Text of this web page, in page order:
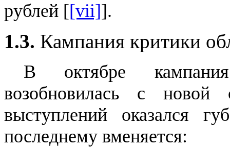
рублей [[vii]].
1.3. Кампания критики
В октябре кампания
возобновилась с
выступлений оказался
последнему вменяется: